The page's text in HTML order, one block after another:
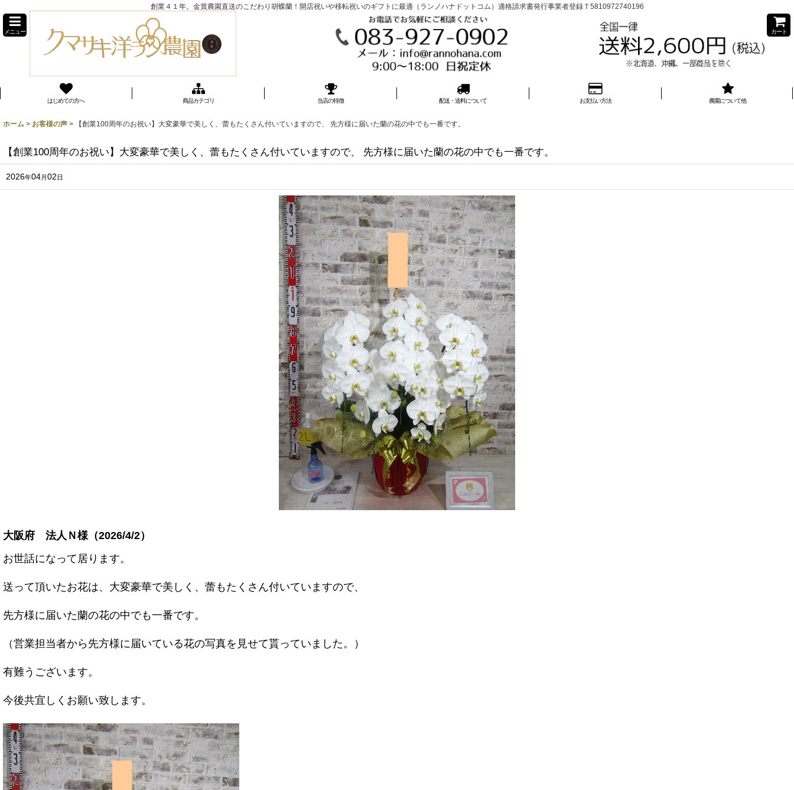
創業４１年。金賞農園直送のこだわり胡蝶蘭！開店祝いや移転祝いのギフトに最適（ランノハナドットコム）適格請求書発行事業者登録Ｔ5810972740196
メニュー カート
はじめての方へ 商品カテゴリ 当店の特徴 配送・送料について お支払い方法 農園について他
ホーム > お客様の声 > 【創業100周年のお祝い】大変豪華で美しく、蕾もたくさん付いていますので、 先方様に届いた蘭の花の中でも一番です。
【創業100周年のお祝い】大変豪華で美しく、蕾もたくさん付いていますので、 先方様に届いた蘭の花の中でも一番です。
2026年04月02日
大阪府 法人Ｎ様（2026/4/2）
お世話になって居ります。
送って頂いたお花は、大変豪華で美しく、蕾もたくさん付いていますので、
先方様に届いた蘭の花の中でも一番です。
（営業担当者から先方様に届いている花の写真を見せて貰っていました。）
有難うございます。
今後共宜しくお願い致します。